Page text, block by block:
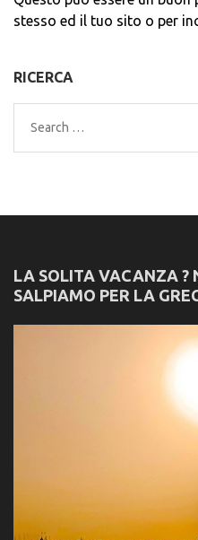
stesso ed il tuo sito o per
RICERCA
Search
for:
LA SOLITA VACANZA ?
SALPIAMO PER LA